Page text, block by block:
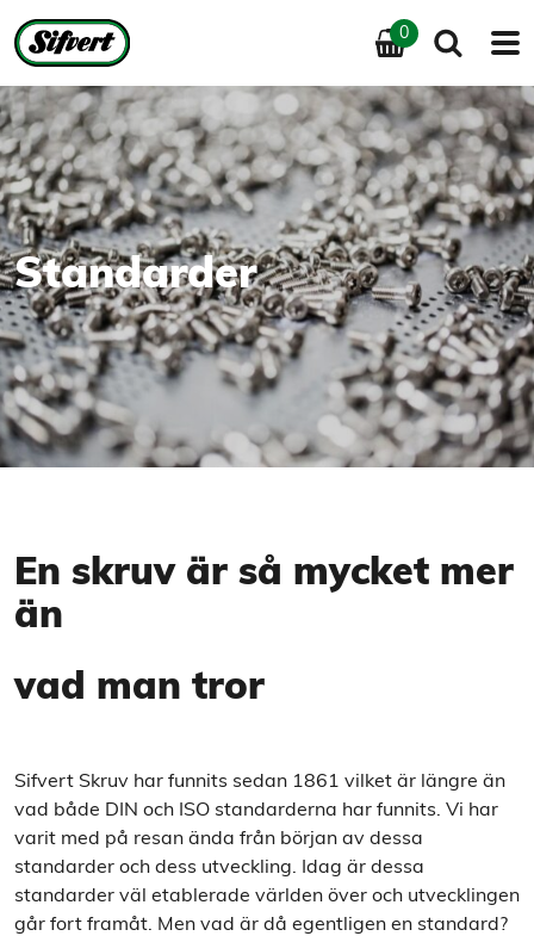
0
Home»Skruvskolan»Standarder
Standarder
En skruv är så mycket mer
än
vad man tror
Sifvert Skruv har funnits sedan 1861 vilket är längre än
vad både DIN och ISO standarderna har funnits. Vi har
varit med på resan ända från början av dessa
standarder och dess utveckling. Idag är dessa
standarder väl etablerade världen över och utvecklingen
går fort framåt. Men vad är då egentligen en standard?